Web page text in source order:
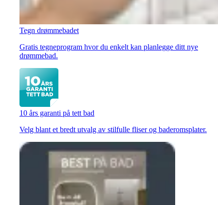
Tegn drømmebadet
Gratis tegneprogram hvor du enkelt kan planlegge ditt nye
drømmebad.
10 års garanti på tett bad
Velg blant et bredt utvalg av stilfulle fliser og baderomsplater.